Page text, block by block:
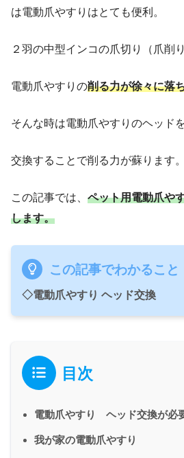
は電動爪やすりはとても便利。
２羽の中型インコの爪切り（爪削
電動爪やすりの削る力が徐々に落
そんな時は電動爪やすりのヘッド
交換することで削る力が蘇ります。
この記事では、 ペット用電動爪や
します。
この記事でわかること
◇電動爪やすり ヘッド交換
目次
電動爪やすり ヘッド交換が必
我が家の電動爪やすり